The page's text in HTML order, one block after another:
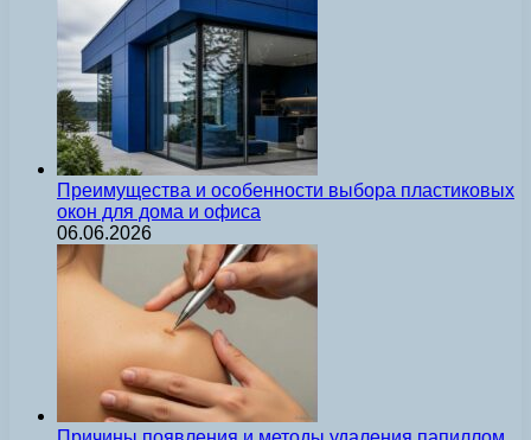
Преимущества и особенности выбора пластиковых
окон для дома и офиса
06.06.2026